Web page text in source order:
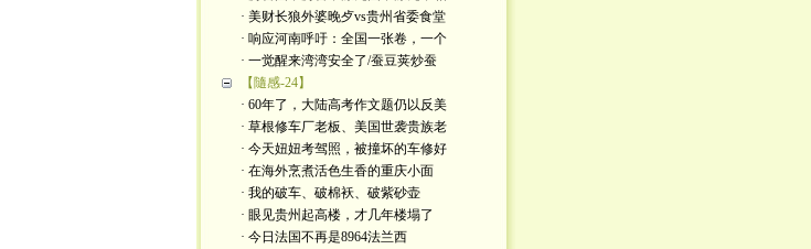
· 美财长狼外婆晚歺vs贵州省委食堂
· 响应河南呼吁：全国一张卷，一个
· 一觉醒来湾湾安全了/蚕豆荚炒蚕
【隨感-24】
· 60年了，大陆高考作文题仍以反美
· 草根修车厂老板、美国世袭贵族老
· 今天妞妞考驾照，被撞坏的车修好
· 在海外烹煮活色生香的重庆小面
· 我的破车、破棉袄、破紫砂壶
· 眼见贵州起高楼，才几年楼塌了
· 今日法国不再是8964法兰西